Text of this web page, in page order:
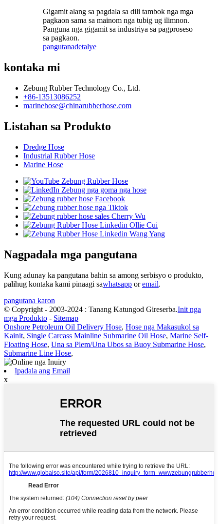
Gigamit alang sa pagdala sa dili tambok nga mga
pagkaon sama sa mainom nga tubig ug ilimnon.
Panguna nga gigamit sa industriya sa pagproseso
sa pagkaon.
pangutanadetalye
kontaka mi
Zebung Rubber Technology Co., Ltd.
+86-13513086252
marinehose@chinarubberhose.com
Listahan sa Produkto
Dredge Hose
Industrial Rubber Hose
Marine Hose
Nagpadala mga pangutana
Kung adunay ka pangutana bahin sa among serbisyo o produkto,
palihug kontaka kami pinaagi sawhatsapp oremail.
pangutana karon
© Copyright - 2003-2024 : Tanang Katungod Gireserba.Init nga
mga Produkto - Sitemap
Onshore Petroleum Oil Delivery Hose, Hose nga Makasukol sa
Kainit, Single Carcass Mainline Submarine Oil Hose, Marine Self-
Floating Hose, Una sa Plem/Una Ubos sa Buoy Submarine Hose,
Submarine Line Hose,
Ipadala ang Email
x